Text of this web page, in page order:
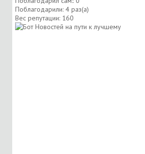
Поблагодарили: 4 раз(а)
Вес репутации: 160